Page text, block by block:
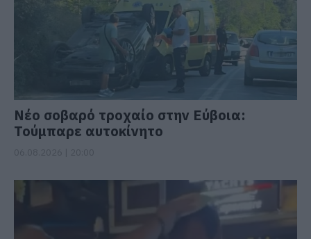
Νέο σοβαρό τροχαίο στην Εύβοια:
Τούμπαρε αυτοκίνητο